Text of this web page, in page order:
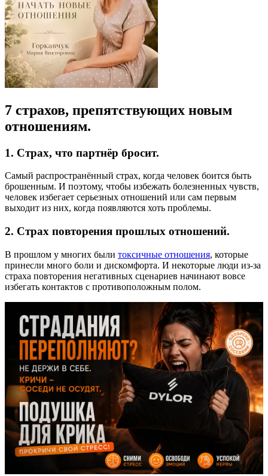
7 страхов, препятствующих новым
отношениям.
1. Страх, что партнёр бросит.
Самый распространённый страх, когда человек боится быть
брошенным. И поэтому, чтобы избежать болезненных чувств,
человек избегает серьезных отношений или сам первым
выходит из них, когда появляются хоть проблемы.
2. Страх повторения прошлых отношений.
В прошлом у многих были токсичные отношения, которые
принесли много боли и дискомфорта. И некоторые люди из-за
страха повторения негативных сценариев начинают вовсе
избегать контактов с противоположным полом.